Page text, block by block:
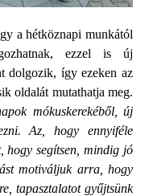
a hétköznapi munkától
ezzel is új
dolgozik, így ezeken az
oldalát mutathatja meg.
mókuskerekéből, új
Az, hogy ennyiféle
hogy segítsen, mindig jó
motiváljuk arra, hogy
tapasztalatot gyűjtsünk